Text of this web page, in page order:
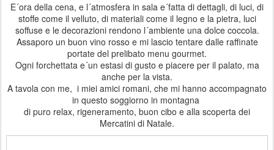
E´ora della cena, e l´atmosfera in sala e´fatta di dettagli, di luci, di
stoffe come il velluto, di materiali come il legno e la pietra, luci
soffuse e le decorazioni rendono l´ambiente una dolce coccola.
Assaporo un buon vino rosso e mi lascio tentare dalle raffinate
portate del prelibato menu gourmet.
Ogni forchettata e´un estasi di gusto e piacere per il palato, ma
anche per la vista.
A tavola con me, i miei amici romani, che mi hanno accompagnato
in questo soggiorno in montagna
di puro relax, rigeneramento, buon cibo e alla scoperta dei
Mercatini di Natale.